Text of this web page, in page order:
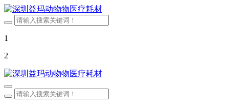
1
2